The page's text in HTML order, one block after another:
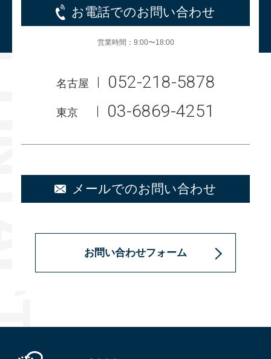
お電話でのお問い合わせ
営業時間：9:00〜18:00
名古屋 052-218-5878
東京 03-6869-4251
メールでのお問い合わせ
お問い合わせフォーム